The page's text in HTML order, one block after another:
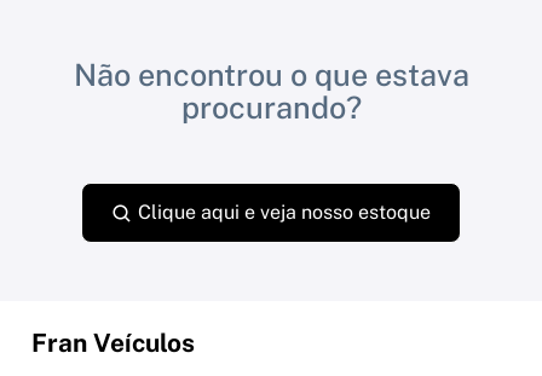
Não encontrou o que estava
procurando?
Clique aqui e veja nosso estoque
Fran Veículos